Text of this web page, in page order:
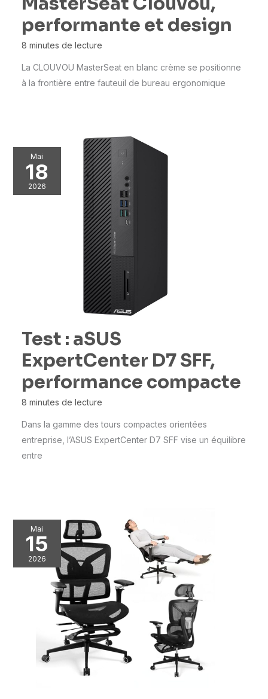
performante et design
8 minutes de lecture
La CLOUVOU MasterSeat en blanc crème se positionne
à la frontière entre fauteuil de bureau ergonomique
Mai
18
2026
Test : aSUS
ExpertCenter D7 SFF,
performance compacte
8 minutes de lecture
Dans la gamme des tours compactes orientées
entreprise, l’ASUS ExpertCenter D7 SFF vise un équilibre
entre
Mai
15
2026